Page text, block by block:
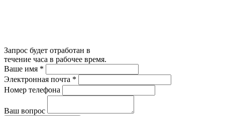
Запрос будет отработан в
течение часа в рабочее время.
Ваше имя *
Электронная почта *
Номер телефона
Ваш вопрос